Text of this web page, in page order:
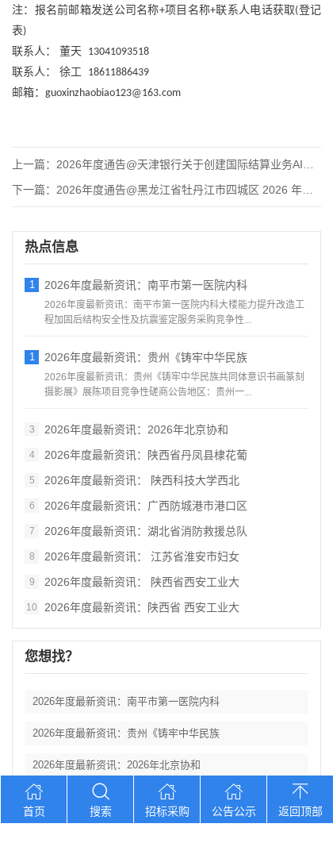
注：报名前邮箱发送公司名称+项目名称+联系人电话获取(登记
表)
联系人：
董天 13041093518
联系人：
徐工
18611886439
邮箱： guoxinzhaobiao123@163.com
上一篇： 2026年度通告@天津银行关于创建国际结算业务AI智能审单平
下一篇： 2026年度通告@黑龙江省牡丹江市四城区 2026 年老旧小
热点信息
1 2026年度最新资讯：南平市第一医院内科
2026年度最新资讯：南平市第一医院内科大楼能力提升改造工
程加固后结构安全性及抗震鉴定服务采购竞争性...
1 2026年度最新资讯：贵州《铸牢中华民族
2026年度最新资讯：贵州《铸牢中华民族共同体意识书画篆刻
摄影展》展陈项目竞争性磋商公告地区：贵州一...
3 2026年度最新资讯：2026年北京协和
4 2026年度最新资讯：陕西省丹凤县棣花葡
5 2026年度最新资讯： 陕西科技大学西北
6 2026年度最新资讯：广西防城港市港口区
7 2026年度最新资讯：湖北省消防救援总队
8 2026年度最新资讯： 江苏省淮安市妇女
9 2026年度最新资讯： 陕西省西安工业大
10 2026年度最新资讯：陕西省 西安工业大
您想找？
2026年度最新资讯：南平市第一医院内科
2026年度最新资讯：贵州《铸牢中华民族
2026年度最新资讯：2026年北京协和
2026年度最新资讯：陕西省丹凤县棣花葡
首页 搜索 招标采购 公告公示 返回顶部